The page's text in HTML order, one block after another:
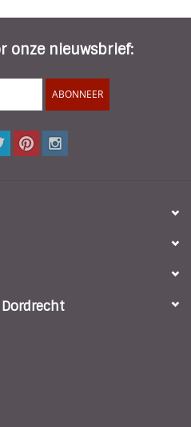
onze nieuwsbrief:
ABONNEER